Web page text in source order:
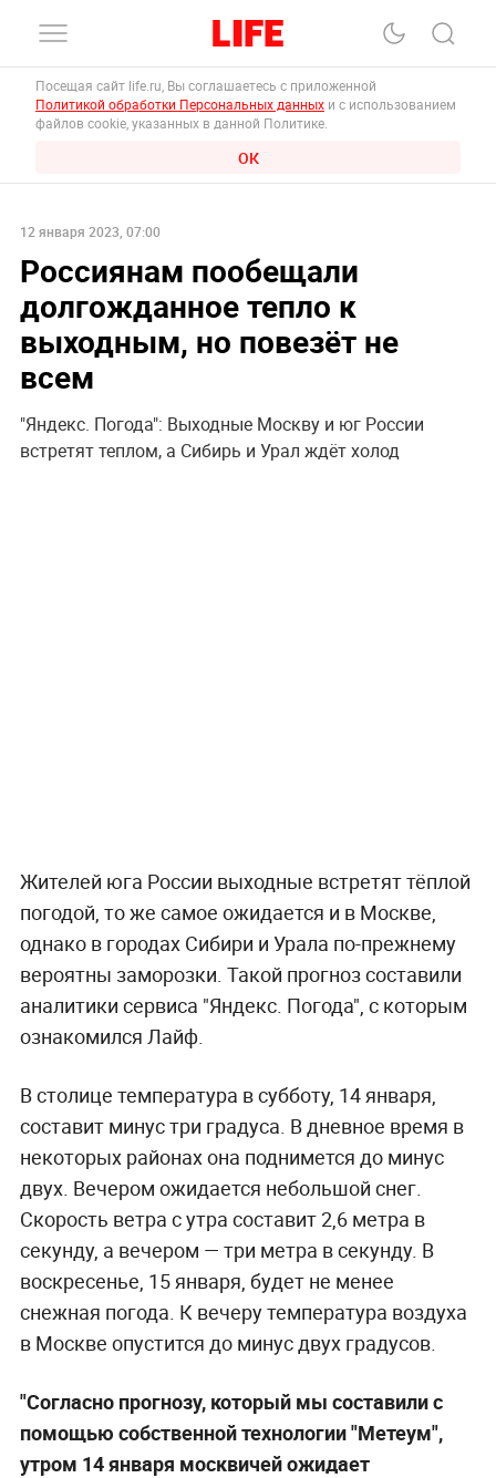
Посещая сайт life.ru, Вы соглашаетесь с приложенной
Политикой обработки Персональных данных и с использованием
файлов cookie, указанных в данной Политике.
ОК
12 января 2023, 07:00
Россиянам пообещали
долгожданное тепло к
выходным, но повезёт не
всем
"Яндекс. Погода": Выходные Москву и юг России
встретят теплом, а Сибирь и Урал ждёт холод
Жителей юга России выходные встретят тёплой
погодой, то же самое ожидается и в Москве,
однако в городах Сибири и Урала по-прежнему
вероятны заморозки. Такой прогноз составили
аналитики сервиса "Яндекс. Погода", с которым
ознакомился Лайф.
В столице температура в субботу, 14 января,
составит минус три градуса. В дневное время в
некоторых районах она поднимется до минус
двух. Вечером ожидается небольшой снег.
Скорость ветра с утра составит 2,6 метра в
секунду, а вечером — три метра в секунду. В
воскресенье, 15 января, будет не менее
снежная погода. К вечеру температура воздуха
в Москве опустится до минус двух градусов.
"Согласно прогнозу, который мы составили с
помощью собственной технологии "Метеум",
утром 14 января москвичей ожидает